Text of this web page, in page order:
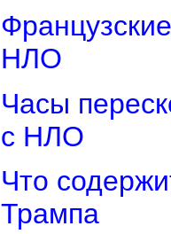
НЛО
Часы
с НЛО
Что
Трампа